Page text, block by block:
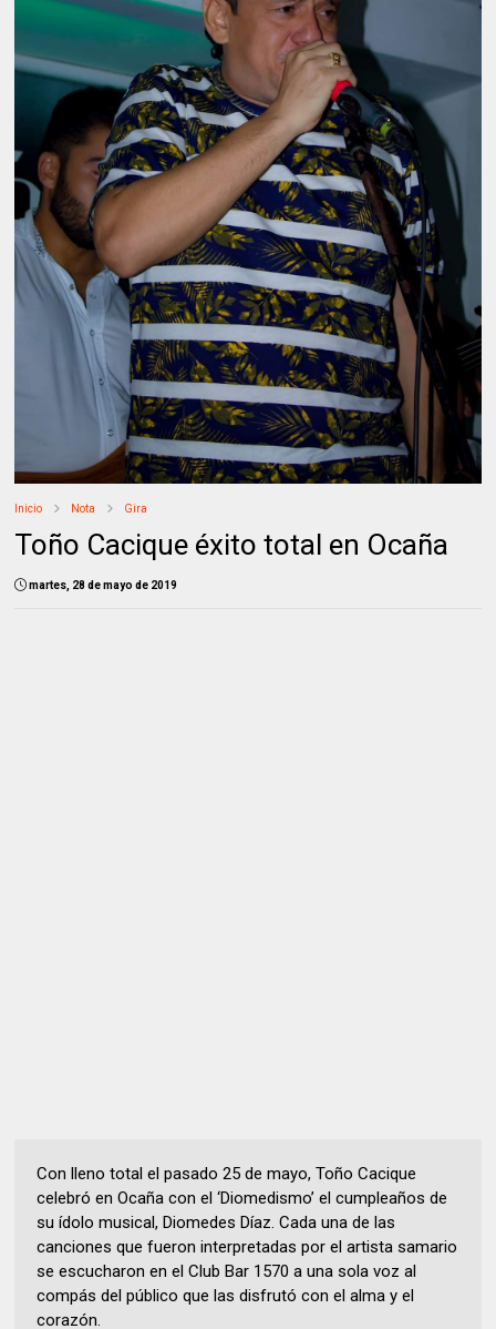
Inicio Nota Gira
Toño Cacique éxito total en Ocaña
martes, 28 de mayo de 2019
Con lleno total el pasado 25 de mayo, Toño Cacique
celebró en Ocaña con el ‘Diomedismo’ el cumpleaños de
su ídolo musical, Diomedes Díaz. Cada una de las
canciones que fueron interpretadas por el artista samario
se escucharon en el Club Bar 1570 a una sola voz al
compás del público que las disfrutó con el alma y el
corazón.